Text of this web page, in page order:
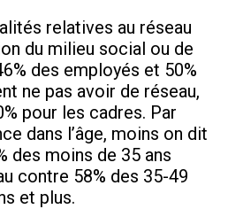
relatives au réseau
du milieu social ou de
des employés et 50%
ne pas avoir de réseau,
pour les cadres. Par
dans l’âge, moins on dit
des moins de 35 ans
contre 58% des 35-49
et plus.